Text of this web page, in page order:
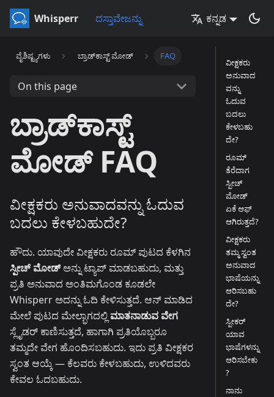
Whisperr ದಸ್ತಾವೇಜನ್ನು ಕನ್ನಡ
ವೈಶಿಷ್ಟ್ಯಗಳು ಬ್ರಾಡ್‌ಕಾಸ್ಟ್ ಮೋಡ್ FAQ
On this page
ಬ್ರಾಡ್‌ಕಾಸ್ಟ್
ಮೋಡ್ FAQ
ವೀಕ್ಷಕರು ಅನುವಾದವನ್ನು ಓದುವ
ಬದಲು ಕೇಳಬಹುದೇ?
ಹೌದು. ಯಾವುದೇ ವೀಕ್ಷಕರು ರೂಮ್ ಪುಟದ ಕೆಳಗಿನ
ಸ್ಪೀಚ್ ಮೋಡ್ಅನ್ನು ಟ್ಯಾಪ್ ಮಾಡಬಹುದು, ಮತ್ತು
ಪ್ರತಿ ಅನುವಾದ ಅಂತಿಮಗೊಂಡ ಕೂಡಲೇ
Whisperr ಅದನ್ನು ಓದಿ ಕೇಳಿಸುತ್ತದೆ. ಆನ್ ಮಾಡಿದ
ಮೇಲೆ ಪುಟದ ಮೇಲ್ಭಾಗದಲ್ಲಿ ಮಾತನಾಡುವ ವೇಗ
ಸ್ಲೈಡರ್ ಕಾಣಿಸುತ್ತದೆ, ಹಾಗಾಗಿ ಪ್ರತಿಯೊಬ್ಬರೂ
ತಮ್ಮದೇ ವೇಗ ಹೊಂದಿಸಬಹುದು. ಇದು ಪ್ರತಿ ವೀಕ್ಷಕರ
ಸ್ವಂತ ಆಯ್ಕೆ — ಕೆಲವರು ಕೇಳಬಹುದು, ಉಳಿದವರು
ಕೇವಲ ಓದಬಹುದು.
ವೀಕ್ಷಕರು
ಅನುವಾದ
ವನ್ನು
ಓದುವ
ಬದಲು
ಕೇಳಬಹು
ದೇ?
ರೂಮ್
ತೆರೆದಾಗ
ಸ್ಪೀಚ್
ಮೋಡ್
ಏಕೆ ಆಫ್
ಆಗಿರುತ್ತದೆ?
ವೀಕ್ಷಕರು
ತಮ್ಮ ಸ್ವಂತ
ಅನುವಾದ
ಭಾಷೆಯನ್ನು
ಆರಿಸಬಹು
ದೇ?
ಸ್ಪೀಕರ್
ಯಾವ
ಭಾಷೆಗಳನ್ನು
ಆರಿಸಬೇಕು
?
ನಾನು